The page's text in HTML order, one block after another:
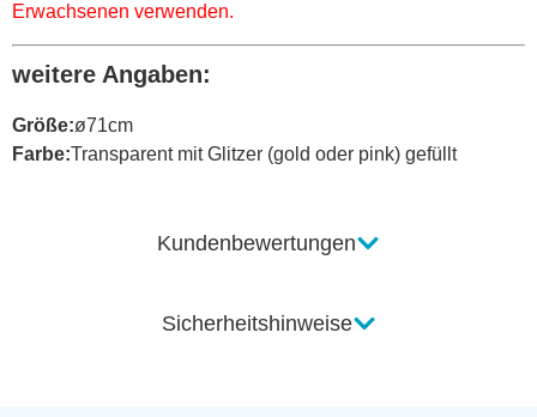
Kundenbewertungen
Sicherheitshinweise
Erwachsenen verwenden.
weitere Angaben:
Größe:ø71cm
Farbe:Transparent mit Glitzer (gold oder pink) gefüllt